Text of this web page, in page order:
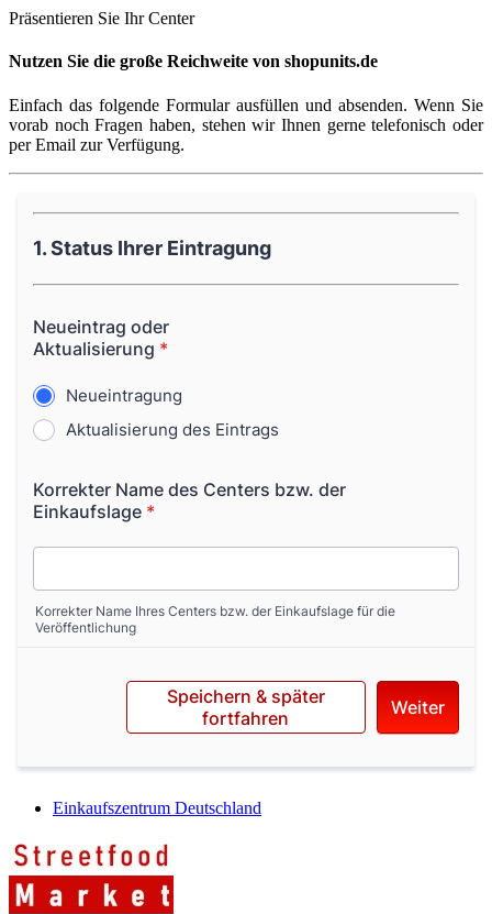
Präsentieren Sie Ihr Center
Nutzen Sie die große Reichweite von shopunits.de
Einfach das folgende Formular ausfüllen und absenden. Wenn Sie
vorab noch Fragen haben, stehen wir Ihnen gerne telefonisch oder
per Email zur Verfügung.
Einkaufszentrum Deutschland